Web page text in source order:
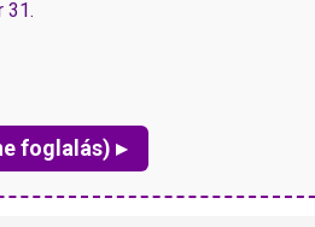
31.
foglalás) ▸